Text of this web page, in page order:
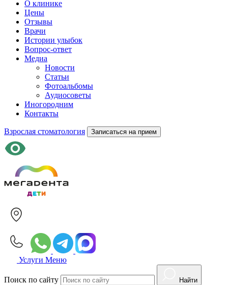
О клинике
Цены
Отзывы
Врачи
Истории улыбок
Вопрос-ответ
Медиа
Новости
Статьи
Фотоальбомы
Аудиосоветы
Иногородним
Контакты
Взрослая стоматология Записаться на прием
Услуги Меню
Поиск по сайту Найти